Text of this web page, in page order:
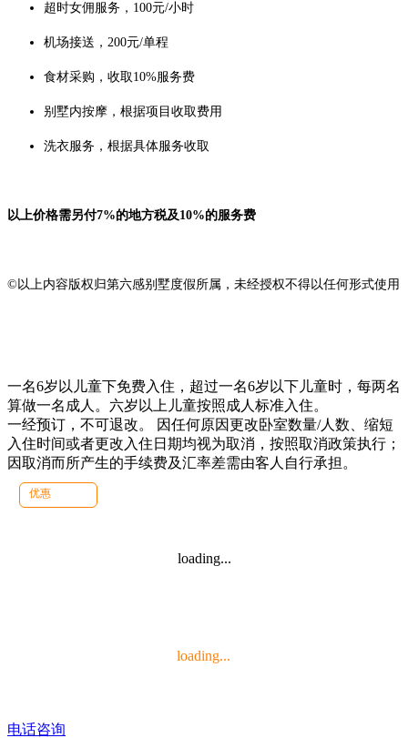
超时女佣服务，100元/小时
机场接送，200元/单程
食材采购，收取10%服务费
别墅内按摩，根据项目收取费用
洗衣服务，根据具体服务收取
以上价格需另付7%的地方税及10%的服务费
©以上内容版权归第六感别墅度假所属，未经授权不得以任何形式使用
一名6岁以儿童下免费入住，超过一名6岁以下儿童时，每两名
算做一名成人。六岁以上儿童按照成人标准入住。
一经预订，不可退改。 因任何原因更改卧室数量/人数、缩短
入住时间或者更改入住日期均视为取消，按照取消政策执行；
因取消而所产生的手续费及汇率差需由客人自行承担。
优惠
loading...
loading...
电话咨询